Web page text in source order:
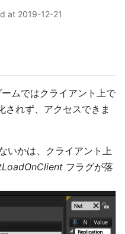
at 2019-12-21
ムではクライアント上で
れず、アクセスできま
いかは、クライアント上
フラグが落